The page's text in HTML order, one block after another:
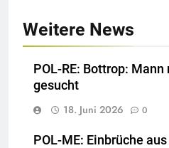
Weitere News
POL-RE: Bottrop: Mann
gesucht
18. Juni 2026
0
POL-ME: Einbrüche